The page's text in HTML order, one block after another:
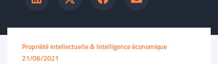
Propriété intellectuelle & Intelligence économique
21/06/2021